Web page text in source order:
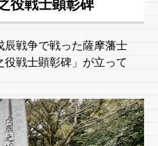
役戦士顕彰碑
辰戦争で戦った薩摩藩士
戦士顕彰碑」が立って